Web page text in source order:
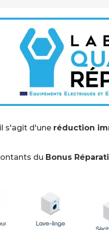
s'agit d'une réduction
du Bonus